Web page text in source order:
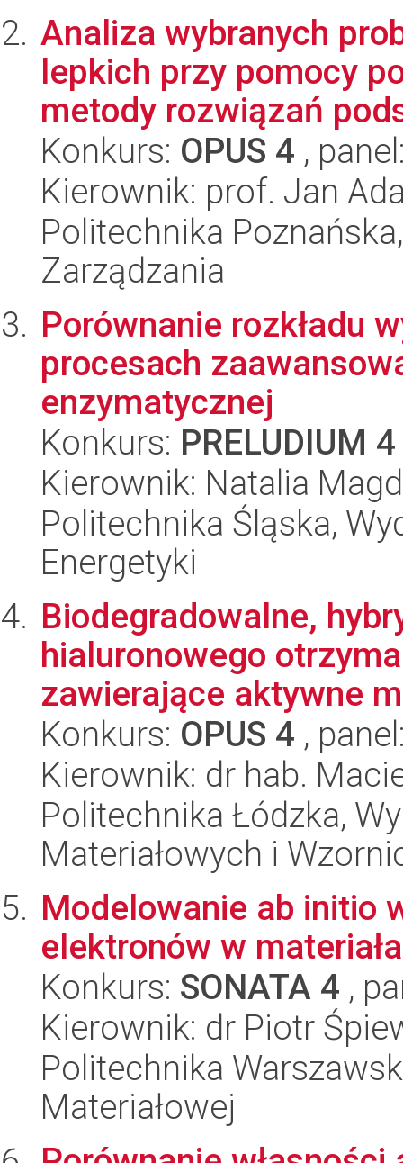
Analiza wybranych
lepkich przy pomocy
metody rozwiązań
Konkurs: OPUS 4 ,
Kierownik: prof. Jan
Politechnika
Zarządzania
Porównanie rozkładu
procesach
enzymatycznej
Konkurs: PRELUDIUM 4
Kierownik: Natalia
Politechnika Śląska,
Energetyki
Biodegradowalne,
hialuronowego
zawierające aktywne
Konkurs: OPUS 4 ,
Kierownik: dr hab.
Politechnika Łódzka,
Materiałowych i
Modelowanie ab initio
elektronów w
Konkurs: SONATA 4 ,
Kierownik: dr Piotr
Politechnika
Materiałowej